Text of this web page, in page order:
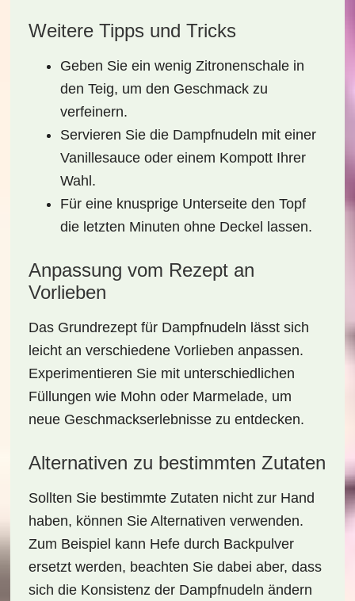
Weitere Tipps und Tricks
Geben Sie ein wenig Zitronenschale in
den Teig, um den Geschmack zu
verfeinern.
Servieren Sie die Dampfnudeln mit einer
Vanillesauce oder einem Kompott Ihrer
Wahl.
Für eine knusprige Unterseite den Topf
die letzten Minuten ohne Deckel lassen.
Anpassung vom Rezept an
Vorlieben
Das Grundrezept für Dampfnudeln lässt sich
leicht an verschiedene Vorlieben anpassen.
Experimentieren Sie mit unterschiedlichen
Füllungen wie Mohn oder Marmelade, um
neue Geschmackserlebnisse zu entdecken.
Alternativen zu bestimmten Zutaten
Sollten Sie bestimmte Zutaten nicht zur Hand
haben, können Sie Alternativen verwenden.
Zum Beispiel kann Hefe durch Backpulver
ersetzt werden, beachten Sie dabei aber, dass
sich die Konsistenz der Dampfnudeln ändern